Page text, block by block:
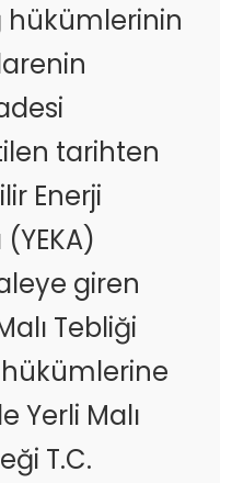
hükümlerinin
tarihten
Enerji
giren
Tebliği
Yerli Malı
T.C.